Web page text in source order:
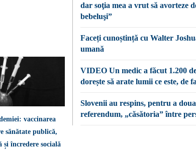
vaccinarea
sănătate publică,
încredere socială
dar soţia mea a vrut să avorteze
bebeluşi”
Faceți cunoștință cu Walter
umană
VIDEO Un medic a făcut 1.200
dorește să arate lumii ce este, de
Slovenii au respins, pentru a
referendum, „căsătoria” între